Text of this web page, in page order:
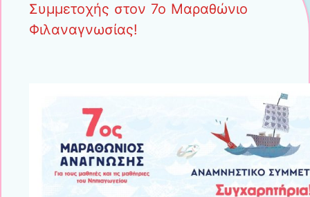
Συμμετοχής στον 7ο Μαραθώνιο
Φιλαναγνωσίας!